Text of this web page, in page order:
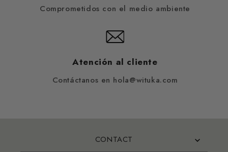
Comprometidos con el medio ambiente
Atención al cliente
Contáctanos en hola@wituka.com
CONTACT